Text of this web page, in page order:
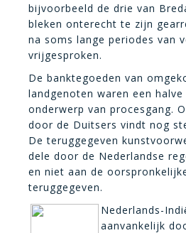
bijvoorbeeld de drie van
bleken onterecht te zijn
na soms lange periodes van
vrijgesproken.
De banktegoeden van
landgenoten waren een
onderwerp van procesgang.
door de Duitsers vindt nog
De teruggegeven
dele door de Nederlandse
en niet aan de
teruggegeven.
Nederlands-Indi
aanvankelijk